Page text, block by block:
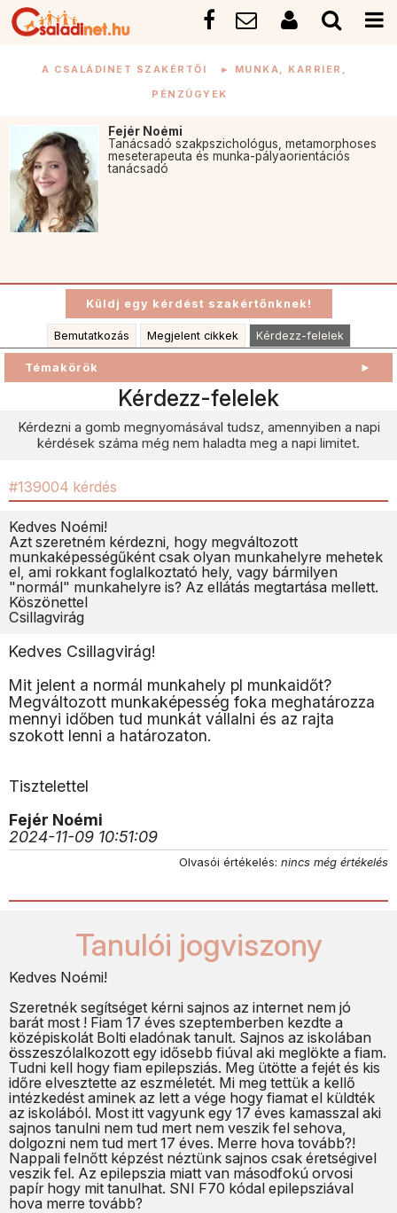
A CSALÁDINET SZAKÉRTŐI ► MUNKA, KARRIER,
PÉNZÜGYEK
Fejér Noémi
Tanácsadó szakpszichológus, metamorphoses
meseterapeuta és munka-pályaorientációs
tanácsadó
Bemutatkozás Megjelent cikkek Kérdezz-felelek
Témakörök ►
Kérdezz-felelek
Kérdezni a gomb megnyomásával tudsz, amennyiben a napi
kérdések száma még nem haladta meg a napi limitet.
#139004 kérdés
Kedves Noémi!
Azt szeretném kérdezni, hogy megváltozott
munkaképességűként csak olyan munkahelyre mehetek
el, ami rokkant foglalkoztató hely, vagy bármilyen
"normál" munkahelyre is? Az ellátás megtartása mellett.
Köszönettel
Csillagvirág
Kedves Csillagvirág!
Mit jelent a normál munkahely pl munkaidőt?
Megváltozott munkaképesség foka meghatározza
mennyi időben tud munkát vállalni és az rajta
szokott lenni a határozaton.
Tisztelettel
Fejér Noémi
2024-11-09 10:51:09
Olvasói értékelés: nincs még értékelés
Tanulói jogviszony
Kedves Noémi!
Szeretnék segítséget kérni sajnos az internet nem jó
barát most ! Fiam 17 éves szeptemberben kezdte a
középiskolát Bolti eladónak tanult. Sajnos az iskolában
összeszólalkozott egy idősebb fiúval aki meglökte a fiam.
Tudni kell hogy fiam epilepsziás. Meg ütötte a fejét és kis
időre elvesztette az eszméletét. Mi meg tettük a kellő
intézkedést aminek az lett a vége hogy fiamat el küldték
az iskolából. Most itt vagyunk egy 17 éves kamasszal aki
sajnos tanulni nem tud mert nem veszik fel sehova,
dolgozni nem tud mert 17 éves. Merre hova tovább?!
Nappali felnőtt képzést néztünk sajnos csak éretségivel
veszik fel. Az epilepszia miatt van másodfokú orvosi
papír hogy mit tanulhat. SNI F70 kódal epilepsziával
hova merre tovább?